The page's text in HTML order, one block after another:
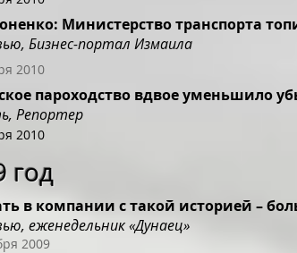
Министерство транспорта
Бизнес-портал Измаила
2010
пароходство вдвое уменьшило
Репортер
2010
год
в компании с такой историей –
еженедельник «Дунаец»
2009